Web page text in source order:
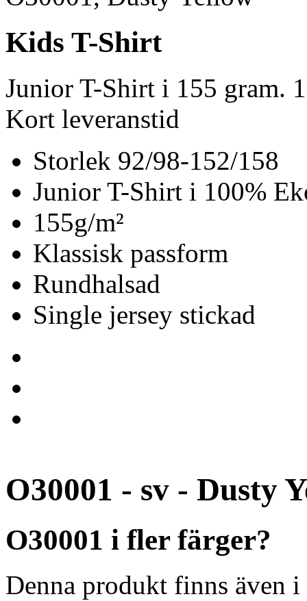
Kids T-Shirt
Junior T-Shirt i 155 gram.
Kort leveranstid
Storlek 92/98-152/158
Junior T-Shirt i 100%
155g/m²
Klassisk passform
Rundhalsad
Single jersey stickad
O30001 - sv - Dusty
O30001 i fler färger?
Denna produkt finns även